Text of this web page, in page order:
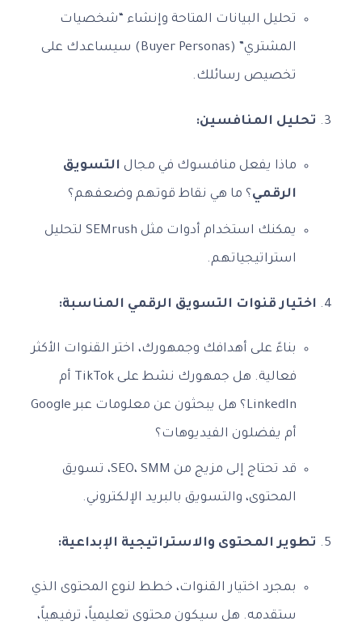
تحليل البيانات المتاحة وإنشاء “شخصيات
المشتري” (Buyer Personas) سيساعدك على
تخصيص رسائلك.
تحليل المنافسين:
ماذا يفعل منافسوك في مجال التسويق
الرقمي ؟ ما هي نقاط قوتهم وضعفهم؟
يمكنك استخدام أدوات مثل SEMrush لتحليل
استراتيجياتهم.
اختيار قنوات التسويق الرقمي المناسبة:
بناءً على أهدافك وجمهورك، اختر القنوات الأكثر
فعالية. هل جمهورك نشط على TikTok أم
LinkedIn؟ هل يبحثون عن معلومات عبر Google
أم يفضلون الفيديوهات؟
قد تحتاج إلى مزيج من SEO، SMM، تسويق
المحتوى، والتسويق بالبريد الإلكتروني.
تطوير المحتوى والاستراتيجية الإبداعية:
بمجرد اختيار القنوات، خطط لنوع المحتوى الذي
ستقدمه. هل سيكون محتوى تعليمياً، ترفيهياً،